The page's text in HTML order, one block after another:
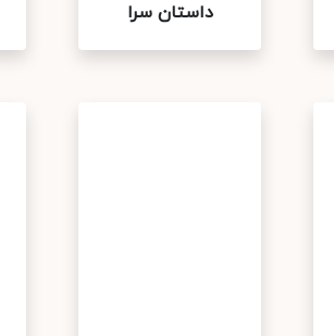
داستان سرا